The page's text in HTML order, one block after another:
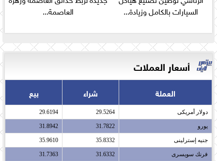
السيارات بالكامل وزيادة...
العاصمة...
أسعار العملات
العملة شراء بيع
دولار أمريكى​ 29.5264
29.6194
يورو​ 31.7822
31.8942
جنيه إسترلينى​ 35.8332
35.9610
فرنك سويسرى​ 31.6332
31.7363